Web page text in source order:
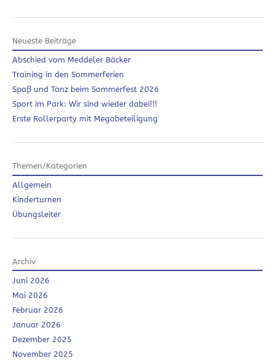
Neueste Beiträge
Abschied vom Meddeler Bäcker
Training in den Sommerferien
Spaß und Tanz beim Sommerfest 2026
Sport im Park: Wir sind wieder dabei!!!
Erste Rollerparty mit Megabeteiligung
Themen/Kategorien
Allgemein
Kinderturnen
Übungsleiter
Archiv
Juni 2026
Mai 2026
Februar 2026
Januar 2026
Dezember 2025
November 2025